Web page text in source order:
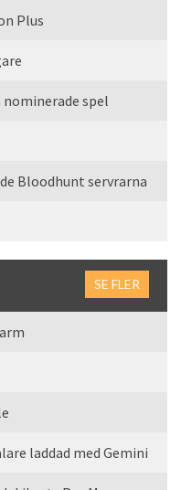
Plus
nominerade spel
Bloodhunt servrarna
SE FLER
laddad med Gemini